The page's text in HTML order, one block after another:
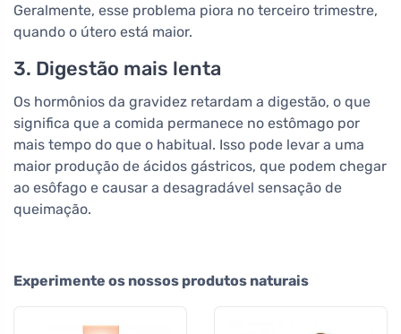
Geralmente, esse problema piora no terceiro trimestre,
quando o útero está maior.
3. Digestão mais lenta
Os hormônios da gravidez retardam a digestão, o que
significa que a comida permanece no estômago por
mais tempo do que o habitual. Isso pode levar a uma
maior produção de ácidos gástricos, que podem chegar
ao esôfago e causar a desagradável sensação de
queimação.
Experimente os nossos produtos naturais